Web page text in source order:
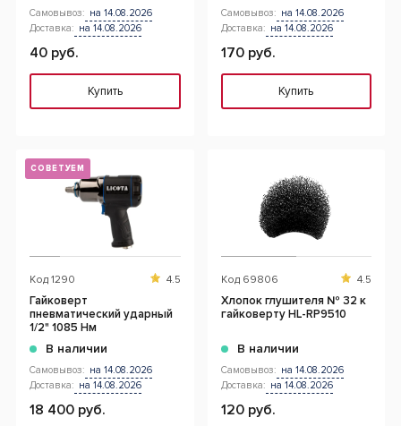
Самовывоз: на 14.08.2026
Доставка: на 14.08.2026
40 руб.
Купить
Самовывоз: на 14.08.2026
Доставка: на 14.08.2026
170 руб.
Купить
СОВЕТУЕМ
Код 1290 4.5
Гайковерт
пневматический ударный
1/2" 1085 Нм
В наличии
Самовывоз: на 14.08.2026
Доставка: на 14.08.2026
18 400 руб.
Код 69806 4.5
Хлопок глушителя № 32 к
гайковерту HL-RP9510
В наличии
Самовывоз: на 14.08.2026
Доставка: на 14.08.2026
120 руб.